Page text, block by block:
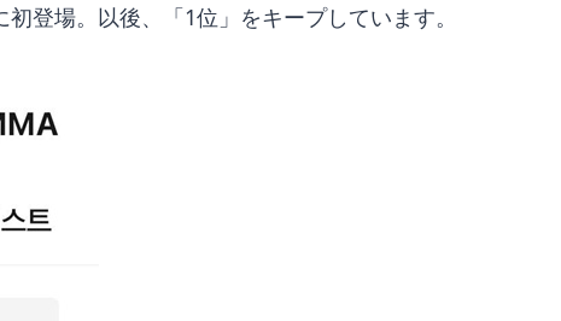
登場。以後、「1位」をキープしています。